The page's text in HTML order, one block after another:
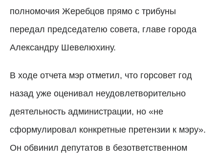
полномочия Жеребцов прямо с трибуны
передал председателю совета, главе города
Александру Шевелюхину.
В ходе отчета мэр отметил, что горсовет год
назад уже оценивал неудовлетворительно
деятельность администрации, но «не
сформулировал конкретные претензии к мэру».
Он обвинил депутатов в безответственном